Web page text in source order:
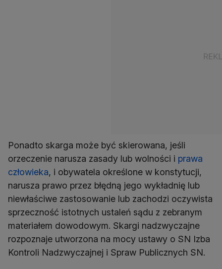
Ponadto skarga może być skierowana, jeśli
orzeczenie narusza zasady lub wolności i prawa
człowieka, i obywatela określone w konstytucji,
narusza prawo przez błędną jego wykładnię lub
niewłaściwe zastosowanie lub zachodzi oczywista
sprzeczność istotnych ustaleń sądu z zebranym
materiałem dowodowym. Skargi nadzwyczajne
rozpoznaje utworzona na mocy ustawy o SN Izba
Kontroli Nadzwyczajnej i Spraw Publicznych SN.